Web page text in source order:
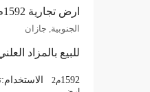
ارض تجارية 1592م حي الشاطئ – جازان
الجنوبية, جازان
للبيع بالمزاد
1592م2 الاستخدام: